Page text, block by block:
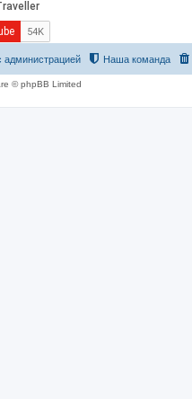
Наша команда
администрацией
© phpBB Limited